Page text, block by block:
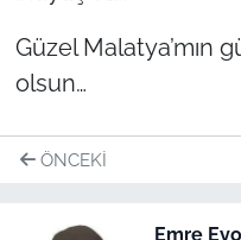
Güzel Malatya’mın
olsun…
ÖNCEKI
Emre